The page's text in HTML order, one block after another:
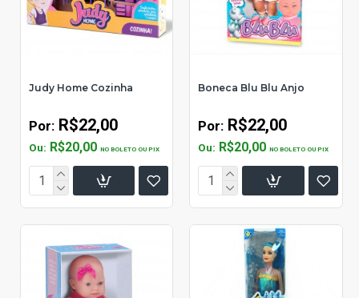
Judy Home Cozinha
Por: R$22,00
Ou: R$20,00 NO BOLETO OU PIX
Boneca Blu Blu Anjo
Por: R$22,00
Ou: R$20,00NO BOLETO OU PIX